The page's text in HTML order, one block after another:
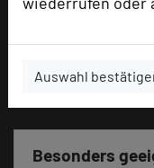
Auswahl
Suiten
Besonders